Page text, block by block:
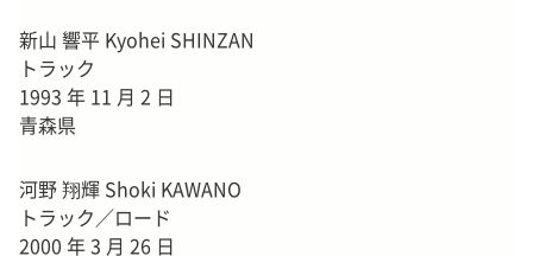
新山 響平 Kyohei SHINZAN
トラック
1993 年 11 月 2 日
青森県
河野 翔輝 Shoki KAWANO
トラック／ロード
2000 年 3 月 26 日